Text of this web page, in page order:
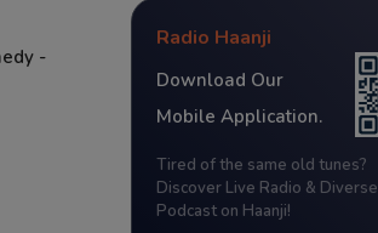
-
Radio Haanji
Download Our
Mobile Application.
Tired of the same old tunes?
Discover Live Radio & Diverse
Podcast on Haanji!